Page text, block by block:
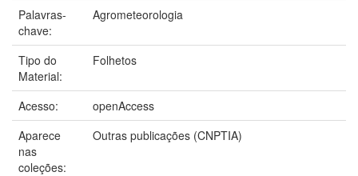
Palavras-
chave:
Agrometeorologia
Tipo do
Material:
Folhetos
Acesso:
openAccess
Aparece
nas
coleções:
Outras publicações (CNPTIA)